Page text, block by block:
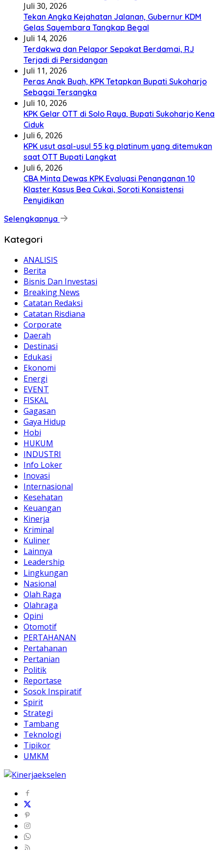
Juli 30, 2026
Tekan Angka Kejahatan Jalanan, Gubernur KDM
Gelas Sayembara Tangkap Begal
Juli 14, 2026
Terdakwa dan Pelapor Sepakat Berdamai, RJ
Terjadi di Persidangan
Juli 11, 2026
Peras Anak Buah, KPK Tetapkan Bupati Sukoharjo
Sebagai Tersangka
Juli 10, 2026
KPK Gelar OTT di Solo Raya, Bupati Sukoharjo Kena
Ciduk
Juli 6, 2026
KPK usut asal-usul 55 kg platinum yang ditemukan
saat OTT Bupati Langkat
Juli 6, 2026
CBA Minta Dewas KPK Evaluasi Penanganan 10
Klaster Kasus Bea Cukai, Soroti Konsistensi
Penyidikan
Selengkapnya
Kategori
ANALISIS
Berita
Bisnis Dan Investasi
Breaking News
Catatan Redaksi
Catatan Risdiana
Corporate
Daerah
Destinasi
Edukasi
Ekonomi
Energi
EVENT
FISKAL
Gagasan
Gaya Hidup
Hobi
HUKUM
INDUSTRI
Info Loker
Inovasi
Internasional
Kesehatan
Keuangan
Kinerja
Kriminal
Kuliner
Lainnya
Leadership
Lingkungan
Nasional
Olah Raga
Olahraga
Opini
Otomotif
PERTAHANAN
Pertahanan
Pertanian
Politik
Reportase
Sosok Inspiratif
Spirit
Strategi
Tambang
Teknologi
Tipikor
UMKM